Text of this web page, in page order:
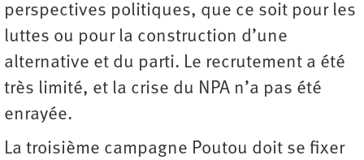
perspectives politiques, que ce soit pour les
luttes ou pour la construction d’une
alternative et du parti. Le recrutement a été
très limité, et la crise du NPA n’a pas été
enrayée.
La troisième campagne Poutou doit se fixer